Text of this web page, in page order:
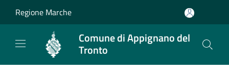
Regione Marche
Comune di Appignano del
Tronto